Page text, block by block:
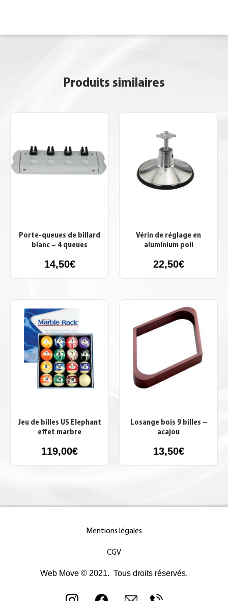
Produits similaires
Porte-queues de billard
blanc – 4 queues
14,50€
Vérin de réglage en
aluminium poli
22,50€
Jeu de billes US Elephant
effet marbre
119,00€
Losange bois 9 billes –
acajou
13,50€
Mentions légales
CGV
Web Move © 2021. Tous droits réservés.